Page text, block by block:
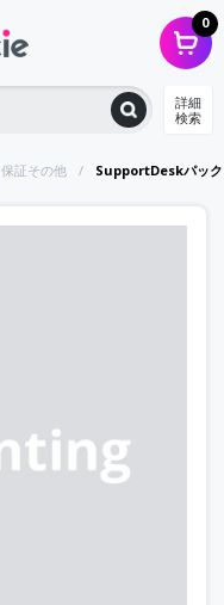
0
詳細
検索
保証その他 SupportDeskパック